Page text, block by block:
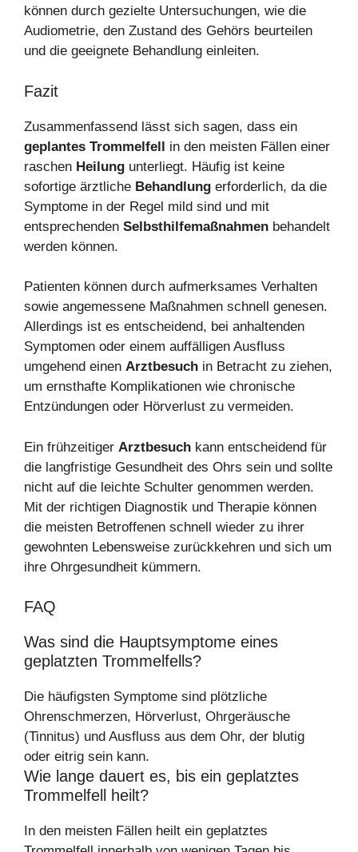
können durch gezielte Untersuchungen, wie die
Audiometrie, den Zustand des Gehörs beurteilen
und die geeignete Behandlung einleiten.
Fazit
Zusammenfassend lässt sich sagen, dass ein
geplantes Trommelfell in den meisten Fällen einer
raschen Heilung unterliegt. Häufig ist keine
sofortige ärztliche Behandlung erforderlich, da die
Symptome in der Regel mild sind und mit
entsprechenden Selbsthilfemaßnahmen behandelt
werden können.
Patienten können durch aufmerksames Verhalten
sowie angemessene Maßnahmen schnell genesen.
Allerdings ist es entscheidend, bei anhaltenden
Symptomen oder einem auffälligen Ausfluss
umgehend einen Arztbesuch in Betracht zu ziehen,
um ernsthafte Komplikationen wie chronische
Entzündungen oder Hörverlust zu vermeiden.
Ein frühzeitiger Arztbesuch kann entscheidend für
die langfristige Gesundheit des Ohrs sein und sollte
nicht auf die leichte Schulter genommen werden.
Mit der richtigen Diagnostik und Therapie können
die meisten Betroffenen schnell wieder zu ihrer
gewohnten Lebensweise zurückkehren und sich um
ihre Ohrgesundheit kümmern.
FAQ
Was sind die Hauptsymptome eines
geplatzten Trommelfells?
Die häufigsten Symptome sind plötzliche
Ohrenschmerzen, Hörverlust, Ohrgeräusche
(Tinnitus) und Ausfluss aus dem Ohr, der blutig
oder eitrig sein kann.
Wie lange dauert es, bis ein geplatztes
Trommelfell heilt?
In den meisten Fällen heilt ein geplatztes